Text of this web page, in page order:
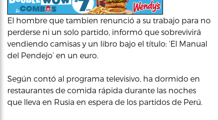
El hombre que tambien renunció a su trabajo para no
perderse ni un solo partido, informó que sobrevivirá
vendiendo camisas y un libro bajo el título: ‘El Manual
del Pendejo’ en un euro.
Según contó al programa televisivo, ha dormido en
restaurantes de comida rápida durante las noches
que lleva en Rusia en espera de los partidos de Perú.